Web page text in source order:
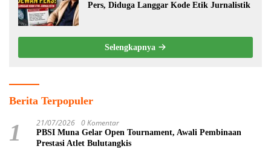
Pers, Diduga Langgar Kode Etik Jurnalistik
Selengkapnya
Berita Terpopuler
1 21/07/2026 0 Komentar
PBSI Muna Gelar Open Tournament, Awali Pembinaan
Prestasi Atlet Bulutangkis